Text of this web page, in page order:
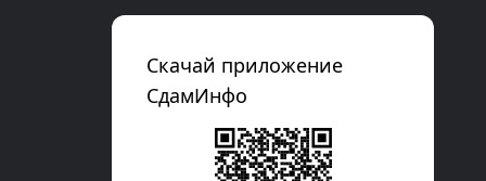
Скачай приложение
СдамИнфо